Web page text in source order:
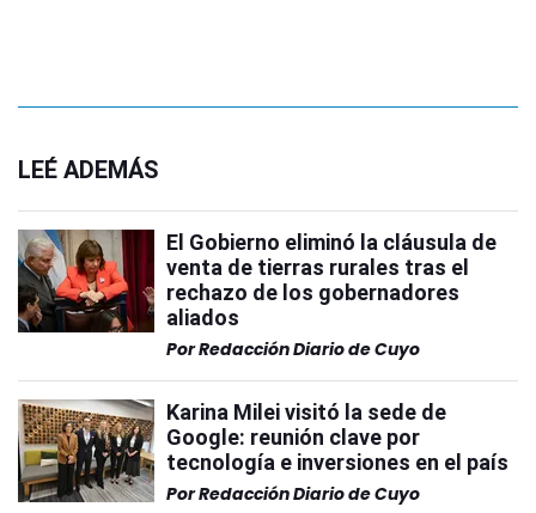
LEÉ ADEMÁS
El Gobierno eliminó la cláusula de
venta de tierras rurales tras el
rechazo de los gobernadores
aliados
PorRedacción Diario de Cuyo
Karina Milei visitó la sede de
Google: reunión clave por
tecnología e inversiones en el país
PorRedacción Diario de Cuyo